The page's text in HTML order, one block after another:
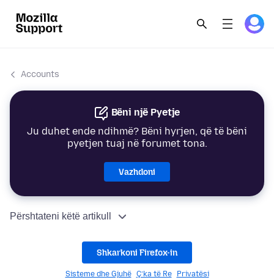
Accounts
Bëni një Pyetje
Ju duhet ende ndihmë? Bëni hyrjen, që të bëni
pyetjen tuaj në forumet tona.
Vazhdoni
Përshtateni këtë artikull
Shkarkoni Firefox-in
Sisteme dhe Gjuhë Ç’ka të Re Privatësi